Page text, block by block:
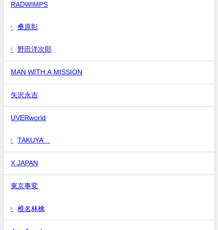
RADWIMPS
桑原彰
野田洋次郎
MAN WITH A MISSION
矢沢永吉
UVERworld
TAKUYA∞
X JAPAN
東京事変
椎名林檎